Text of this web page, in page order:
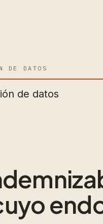
DE DATOS
de datos